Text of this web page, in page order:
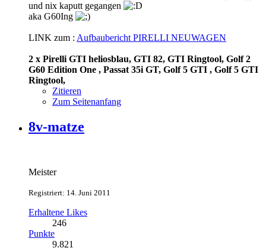
und nix kaputt gegangen
aka G60Ing
LINK zum : Aufbaubericht PIRELLI NEUWAGEN
2 x Pirelli GTI heliosblau, GTI 82, GTI Ringtool, Golf 2
G60 Edition One , Passat 35i GT, Golf 5 GTI , Golf 5 GTI
Ringtool,
Zitieren
Zum Seitenanfang
8v-matze
Meister
Registriert: 14. Juni 2011
Erhaltene Likes
246
Punkte
9.821